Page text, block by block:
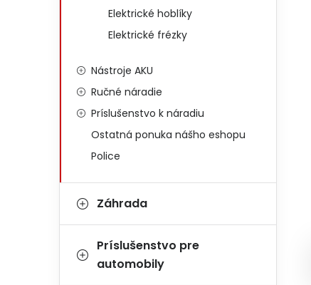
Elektrické hoblíky
Elektrické frézky
Nástroje AKU
Ručné náradie
Príslušenstvo k náradiu
Ostatná ponuka nášho eshopu
Police
Záhrada
Príslušenstvo pre
automobily